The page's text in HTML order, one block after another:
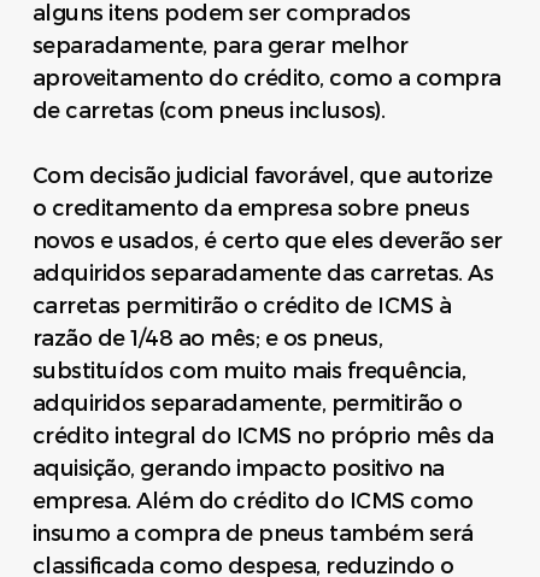
alguns itens podem ser comprados
separadamente, para gerar melhor
aproveitamento do crédito, como a compra
de carretas (com pneus inclusos).
Com decisão judicial favorável, que autorize
o creditamento da empresa sobre pneus
novos e usados, é certo que eles deverão ser
adquiridos separadamente das carretas. As
carretas permitirão o crédito de ICMS à
razão de 1/48 ao mês; e os pneus,
substituídos com muito mais frequência,
adquiridos separadamente, permitirão o
crédito integral do ICMS no próprio mês da
aquisição, gerando impacto positivo na
empresa. Além do crédito do ICMS como
insumo a compra de pneus também será
classificada como despesa, reduzindo o